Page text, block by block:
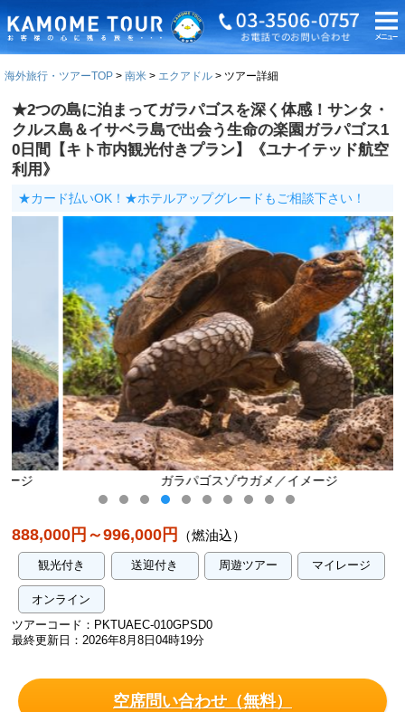
海外旅行・ツアーTOP 南米 エクアドル ツアー詳細
★2つの島に泊まってガラパゴスを深く体感！サンタ・
クルス島＆イサベラ島で出会う生命の楽園ガラパゴス1
0日間【キト市内観光付きプラン】《ユナイテッド航空
利用》
★カード払いOK！★ホテルアップグレードもご相談下さい！
ガラパゴスゾウガメ／イメージ
888,000円～996,000円 （燃油込）
観光付き 送迎付き 周遊ツアー マイレージ
オンライン
ツアーコード：PKTUAEC-010GPSD0
最終更新日：2026年8月8日04時19分
空席問い合わせ（無料）